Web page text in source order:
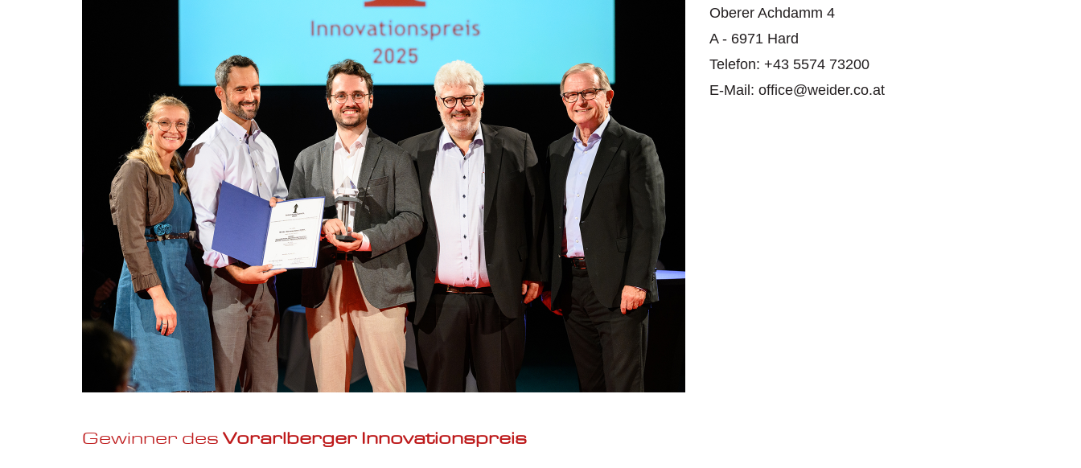
Gewinner des Vorarlberger Innovationspreis
Oberer Achdamm 4
A - 6971 Hard
Telefon: +43 5574 73200
E-Mail: office@weider.co.at